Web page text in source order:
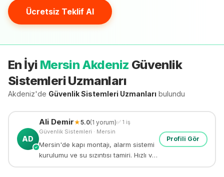
Ücretsiz Teklif Al
En İyi Mersin Akdeniz Güvenlik
SistemleriUzmanları
Akdeniz'de Güvenlik Sistemleri Uzmanları bulundu
AD
✓
Ali Demir★5.0(1 yorum)✅ 1 iş
Güvenlik Sistemleri · Mersin
Mersin'de kapı montajı, alarm sistemi
kurulumu ve su sızıntısı tamiri. Hızlı ve
güvenilir tamir hizmeti.
Profili Gör